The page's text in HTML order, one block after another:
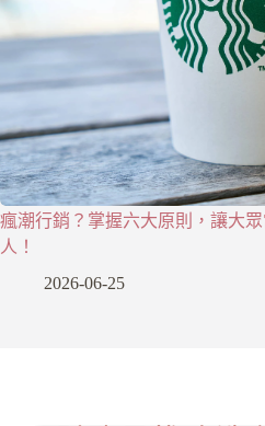
瘋潮行銷？掌握六大原則，讓大
人！
2026-06-25